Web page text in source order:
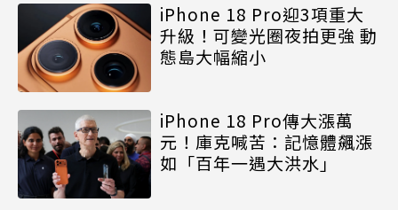
iPhone 18 Pro迎3項重大
升級！可變光圈夜拍更強 動
態島大幅縮小
iPhone 18 Pro傳大漲萬
元！庫克喊苦：記憶體飆漲
如「百年一遇大洪水」